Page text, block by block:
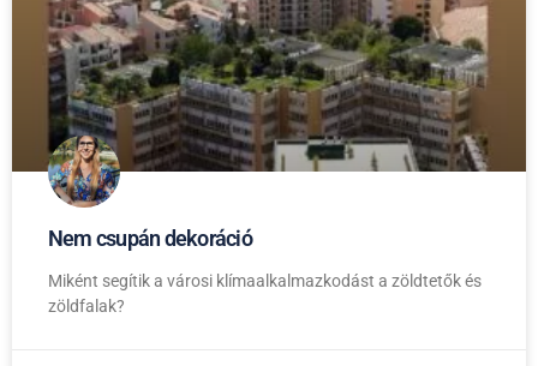
Nem csupán dekoráció
Miként segítik a városi klímaalkalmazkodást a zöldtetők és
zöldfalak?